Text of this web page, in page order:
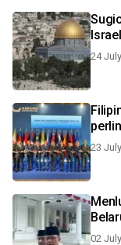
24
23
02